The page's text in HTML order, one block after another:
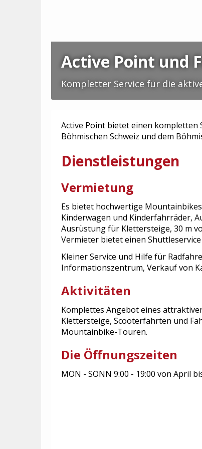
Active Point und
Kompletter Service für die
Active Point bietet einen kompletten
Böhmischen Schweiz und dem
Dienstleistungen
Vermietung
Es bietet hochwertige
Kinderwagen und Kinderfahrräder,
Ausrüstung für Klettersteige, 30 m
Vermieter bietet einen
Kleiner Service und Hilfe für
Informationszentrum, Verkauf von
Aktivitäten
Komplettes Angebot eines
Klettersteige, Scooterfahrten und
Mountainbike-Touren.
Die Öffnungszeiten
MON - SONN 9:00 - 19:00 von April